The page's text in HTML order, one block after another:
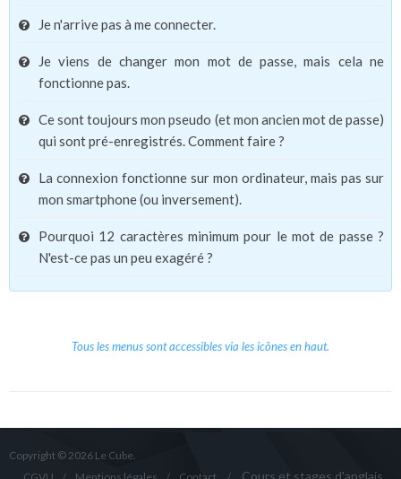
Je n'arrive pas à me connecter.
Je viens de changer mon mot de passe, mais cela ne
fonctionne pas.
Ce sont toujours mon pseudo (et mon ancien mot de passe)
qui sont pré-enregistrés. Comment faire ?
La connexion fonctionne sur mon ordinateur, mais pas sur
mon smartphone (ou inversement).
Pourquoi 12 caractères minimum pour le mot de passe ?
N'est-ce pas un peu exagéré ?
Tous les menus sont accessibles via les icônes en haut.
Copyright © 2026 Le Cube.
Cours et stages d'anglais